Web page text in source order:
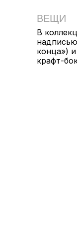
В
конца»)
крафт-
ВЕЩИ
ОПЛАТА И ДОСТАВКА